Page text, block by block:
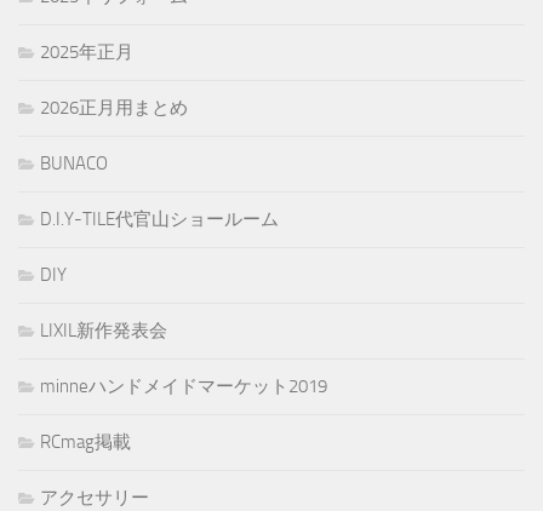
2025年正月
2026正月用まとめ
BUNACO
D.I.Y-TILE代官山ショールーム
DIY
LIXIL新作発表会
minneハンドメイドマーケット2019
RCmag掲載
アクセサリー